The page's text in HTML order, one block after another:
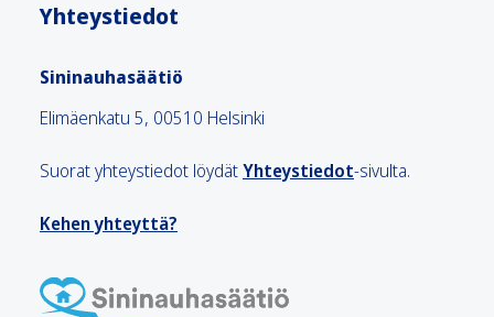
Yhteystiedot
Sininauhasäätiö
Elimäenkatu 5, 00510 Helsinki
Suorat yhteystiedot löydätYhteystiedot-sivulta.
Kehen yhteyttä?